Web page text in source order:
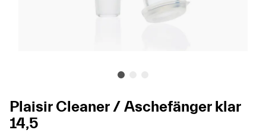
Plaisir Cleaner / Aschefänger klar
14,5